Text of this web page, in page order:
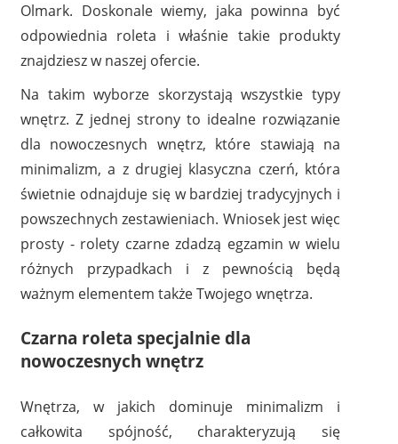
Olmark. Doskonale wiemy, jaka powinna być
odpowiednia roleta i właśnie takie produkty
znajdziesz w naszej ofercie.
Na takim wyborze skorzystają wszystkie typy
wnętrz. Z jednej strony to idealne rozwiązanie
dla nowoczesnych wnętrz, które stawiają na
minimalizm, a z drugiej klasyczna czerń, która
świetnie odnajduje się w bardziej tradycyjnych i
powszechnych zestawieniach. Wniosek jest więc
prosty - rolety czarne zdadzą egzamin w wielu
różnych przypadkach i z pewnością będą
ważnym elementem także Twojego wnętrza.
Czarna roleta specjalnie dla
nowoczesnych wnętrz
Wnętrza, w jakich dominuje minimalizm i
całkowita spójność, charakteryzują się